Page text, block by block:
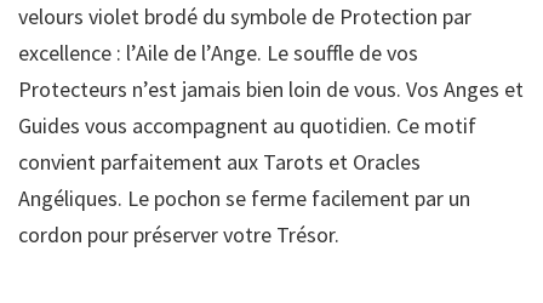
velours violet brodé du symbole de Protection par
excellence : l’Aile de l’Ange. Le souffle de vos
Protecteurs n’est jamais bien loin de vous. Vos Anges et
Guides vous accompagnent au quotidien. Ce motif
convient parfaitement aux Tarots et Oracles
Angéliques. Le pochon se ferme facilement par un
cordon pour préserver votre Trésor.